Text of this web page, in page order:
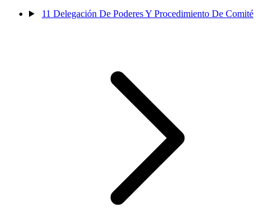
11 Delegación De Poderes Y Procedimiento De Comité